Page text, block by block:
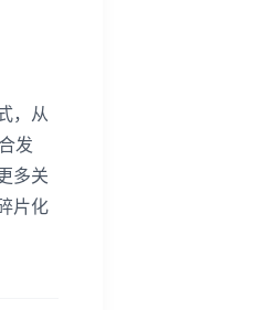
，从
发
多关
片化